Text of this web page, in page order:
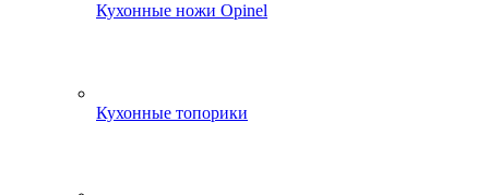
Кухонные ножи Opinel
Кухонные топорики